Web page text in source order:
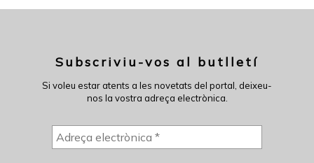
Subscriviu-vos al butlletí
Si voleu estar atents a les novetats del portal, deixeu-
nos la vostra adreça electrònica.